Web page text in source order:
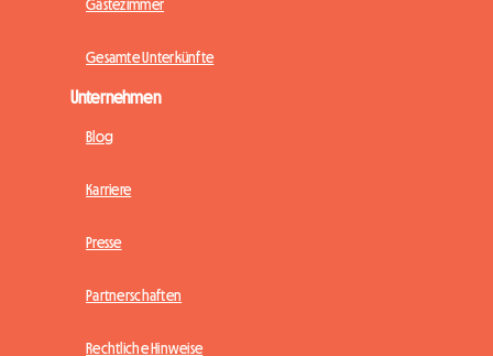
Gästezimmer
Gesamte Unterkünfte
Unternehmen
Blog
Karriere
Presse
Partnerschaften
Rechtliche Hinweise